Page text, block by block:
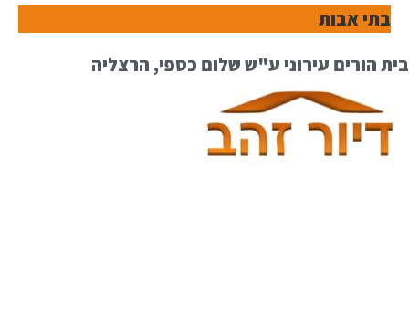
בתי אבות
בית הורים עירוני ע"ש שלום כספי, הרצליה